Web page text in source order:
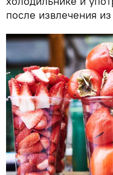
после извлечения